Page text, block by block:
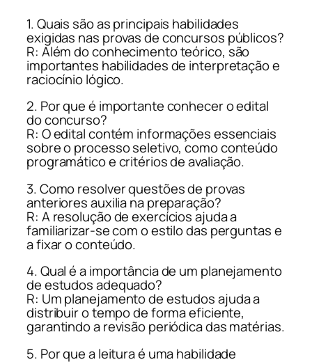
1. Quais são as principais habilidades
exigidas nas provas de concursos públicos?
R: Além do conhecimento teórico, são
importantes habilidades de interpretação e
raciocínio lógico.
2. Por que é importante conhecer o edital
do concurso?
R: O edital contém informações essenciais
sobre o processo seletivo, como conteúdo
programático e critérios de avaliação.
3. Como resolver questões de provas
anteriores auxilia na preparação?
R: A resolução de exercícios ajuda a
familiarizar-se com o estilo das perguntas e
a fixar o conteúdo.
4. Qual é a importância de um planejamento
de estudos adequado?
R: Um planejamento de estudos ajuda a
distribuir o tempo de forma eficiente,
garantindo a revisão periódica das matérias.
5. Por que a leitura é uma habilidade